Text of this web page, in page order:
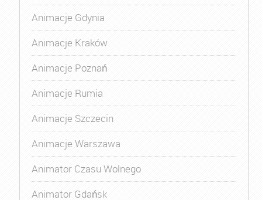
Animacje Gdynia
Animacje Kraków
Animacje Poznań
Animacje Rumia
Animacje Szczecin
Animacje Warszawa
Animator Czasu Wolnego
Animator Gdańsk